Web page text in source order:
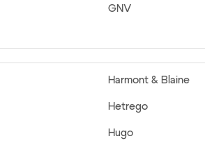
GNV
Harmont & Blaine
Hetrego
Hugo